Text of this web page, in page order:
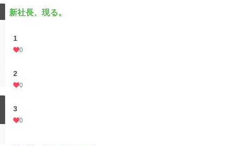
新社長、現る。
1
0
2
0
3
0